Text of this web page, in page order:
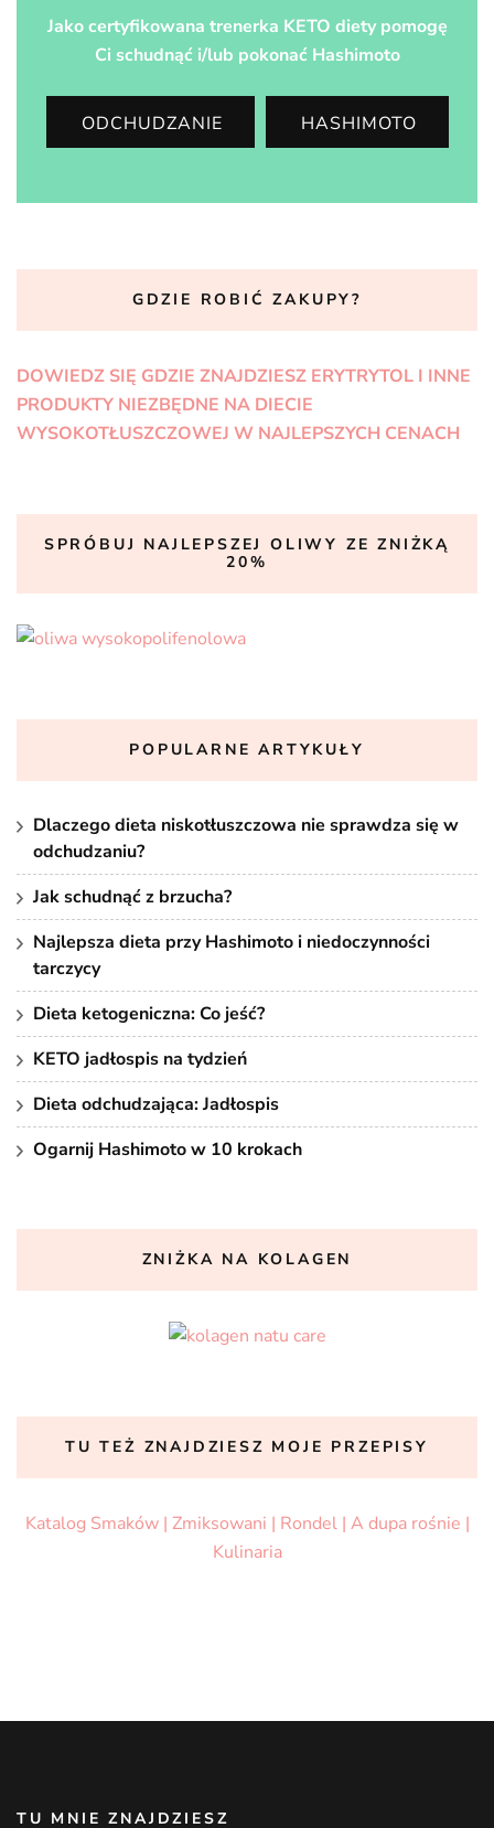
Jako certyfikowana trenerka KETO diety pomogę
Ci schudnąć i/lub pokonać Hashimoto
ODCHUDZANIE HASHIMOTO
GDZIE ROBIĆ ZAKUPY?
DOWIEDZ SIĘ GDZIE ZNAJDZIESZ ERYTRYTOL I INNE
PRODUKTY NIEZBĘDNE NA DIECIE
WYSOKOTŁUSZCZOWEJ W NAJLEPSZYCH CENACH
SPRÓBUJ NAJLEPSZEJ OLIWY ZE ZNIŻKĄ
20%
POPULARNE ARTYKUŁY
Dlaczego dieta niskotłuszczowa nie sprawdza się w
odchudzaniu?
Jak schudnąć z brzucha?
Najlepsza dieta przy Hashimoto i niedoczynności
tarczycy
Dieta ketogeniczna: Co jeść?
KETO jadłospis na tydzień
Dieta odchudzająca: Jadłospis
Ogarnij Hashimoto w 10 krokach
ZNIŻKA NA KOLAGEN
TU TEŻ ZNAJDZIESZ MOJE PRZEPISY
Katalog Smaków | Zmiksowani | Rondel | A dupa rośnie |
Kulinaria
TU MNIE ZNAJDZIESZ